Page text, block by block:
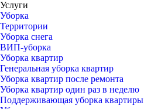
Услуги
Уборка
Территории
Уборка снега
ВИП-уборка
Уборка квартир
Генеральная уборка квартир
Уборка квартир после ремонта
Уборка квартир один раз в неделю
Поддерживающая уборка квартиры